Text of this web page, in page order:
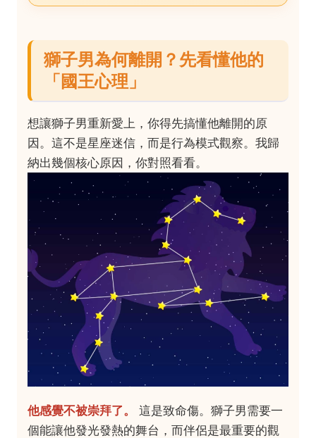
獅子男為何離開？先看懂他的
「國王心理」
想讓獅子男重新愛上，你得先搞懂他離開的原
因。這不是星座迷信，而是行為模式觀察。我歸
納出幾個核心原因，你對照看看。
他感覺不被崇拜了。
這是致命傷。獅子男需要一
個能讓他發光發熱的舞台，而伴侶是最重要的觀